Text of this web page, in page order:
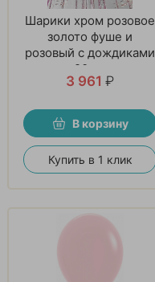
Шарики хром розовое
золото фуше и
розовый с дождиками
20 шт
3 961 ₽
В корзину
Купить в 1 клик